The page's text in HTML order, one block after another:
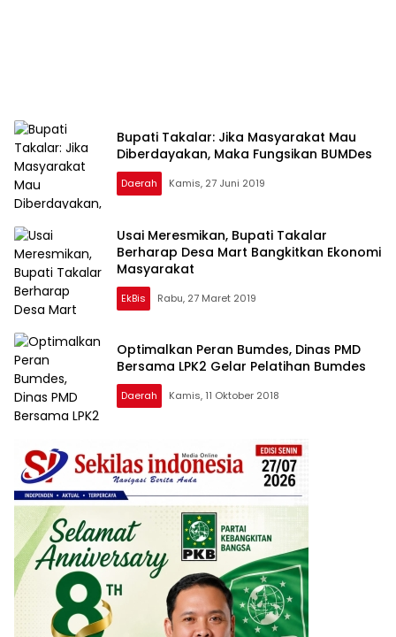
Bupati Takalar: Jika Masyarakat Mau
Diberdayakan, Maka Fungsikan BUMDes
Daerah Kamis, 27 Juni 2019
Usai Meresmikan, Bupati Takalar
Berharap Desa Mart Bangkitkan Ekonomi
Masyarakat
EkBis Rabu, 27 Maret 2019
Optimalkan Peran Bumdes, Dinas PMD
Bersama LPK2 Gelar Pelatihan Bumdes
Daerah Kamis, 11 Oktober 2018